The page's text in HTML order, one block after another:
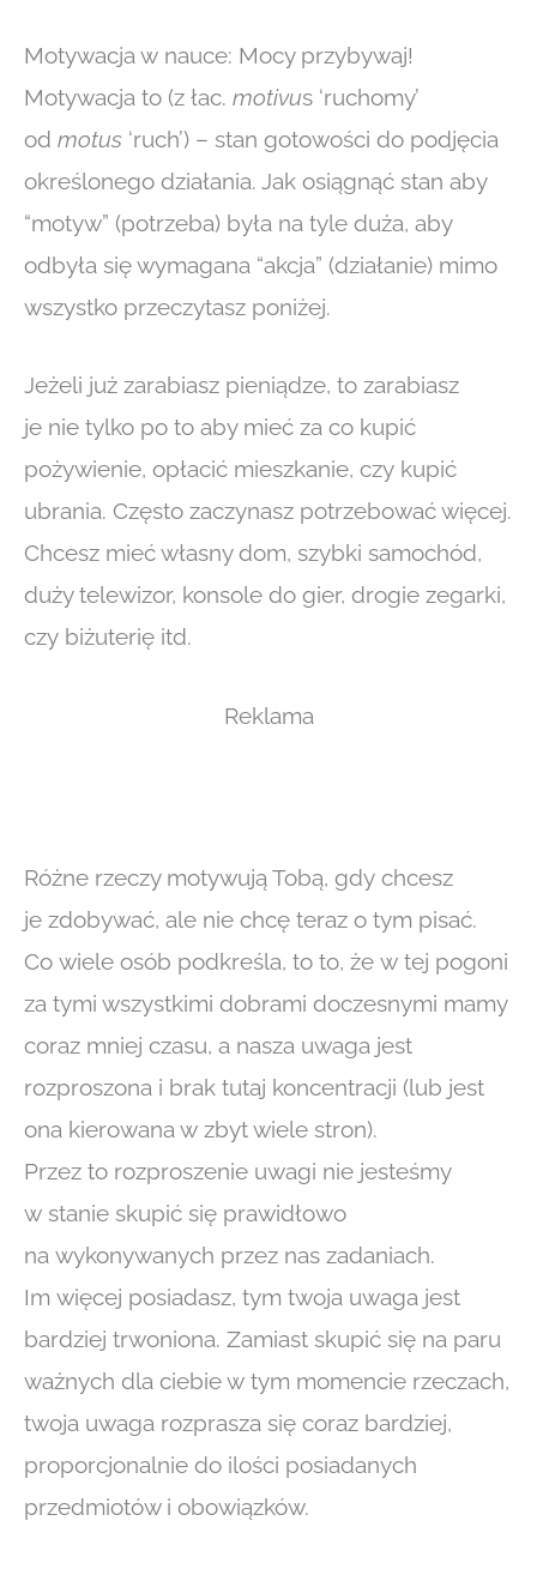
Motywacja w nauce: Mocy przybywaj!
Motywacja to (z łac. motivus ‘ruchomy’
od motus ‘ruch’) – stan gotowości do podjęcia
określonego działania. Jak osiągnąć stan aby
“motyw” (potrzeba) była na tyle duża, aby
odbyła się wymagana “akcja” (działanie) mimo
wszystko przeczytasz poniżej.
Jeżeli już zarabiasz pieniądze, to zarabiasz
je nie tylko po to aby mieć za co kupić
pożywienie, opłacić mieszkanie, czy kupić
ubrania. Często zaczynasz potrzebować więcej.
Chcesz mieć własny dom, szybki samochód,
duży telewizor, konsole do gier, drogie zegarki,
czy biżuterię itd.
Reklama
Różne rzeczy motywują Tobą, gdy chcesz
je zdobywać, ale nie chcę teraz o tym pisać.
Co wiele osób podkreśla, to to, że w tej pogoni
za tymi wszystkimi dobrami doczesnymi mamy
coraz mniej czasu, a nasza uwaga jest
rozproszona i brak tutaj koncentracji (lub jest
ona kierowana w zbyt wiele stron).
Przez to rozproszenie uwagi nie jesteśmy
w stanie skupić się prawidłowo
na wykonywanych przez nas zadaniach.
Im więcej posiadasz, tym twoja uwaga jest
bardziej trwoniona. Zamiast skupić się na paru
ważnych dla ciebie w tym momencie rzeczach,
twoja uwaga rozprasza się coraz bardziej,
proporcjonalnie do ilości posiadanych
przedmiotów i obowiązków.